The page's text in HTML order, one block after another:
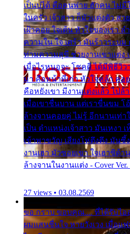
เป็นบ่ได้ คือคนพ่าย ฮักคน ไม่มี
ในครัว เจ้าสาว ก็มัวแต่งตัว สว
เฝ้าคอย ใจเต้น หัวใจของเรา
ความใน ใจ เศร้า มันร้าวระบ
ท่ามความสุขี ช่วยงานเขาแต่ง
เมื่อไรหนอจะ โชคดี ได้มีพิธีวิ
มา คือหน้าที่เก่า หัวใจหล้า คอ
คือหยังเขา มีงานแต่งแล้ว ไปล้
เมื่อเขาชื่นบาน แต่เราขื่นขม โ
ล้างจานคอยคู่ ไม่รู้ อีกนานเท่า
เป็น ตำแหน่งเจ้าสาว มันเหงา
เข้าพาขวัญ เสียงโห่ตึงตึง มันซึ้
งานเฮา มัวซอยเขา ใจเฮาซิด้
ล้างจานในงานแต่ง - Cover
27 views • 03.08.2569
ขอ กราบ ขอบคุณ.... ที่ได้รับไ
ผมแสนชื่นใจ หายวังเวง เมื่อแ